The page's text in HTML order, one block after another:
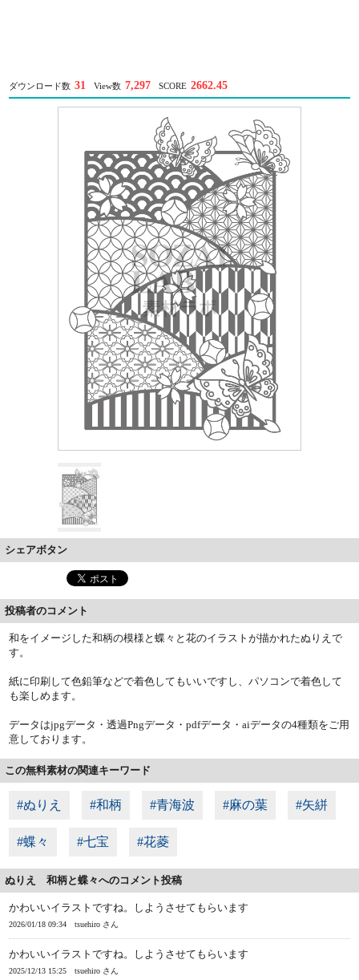
ダウンロード数 31 View数 7,297 SCORE 2662.45
シェアボタン
投稿者のコメント
和をイメージした和柄の模様と蝶々と花のイラストが描かれたぬりえで
す。
紙に印刷して色鉛筆などで着色してもいいですし、パソコンで着色して
も楽しめます。
データはjpgデータ・透過Pngデータ・pdfデータ・aiデータの4種類をご用
意しております。
この無料素材の関連キーワード
#ぬりえ #和柄 #青海波 #麻の葉 #矢絣
#蝶々 #七宝 #花菱
ぬりえ 和柄と蝶々へのコメント投稿
かわいいイラストですね。しようさせてもらいます
2026/01/18 09:34 tsuehiro さん
かわいいイラストですね。しようさせてもらいます
2025/12/13 15:25 tsuehiro さん